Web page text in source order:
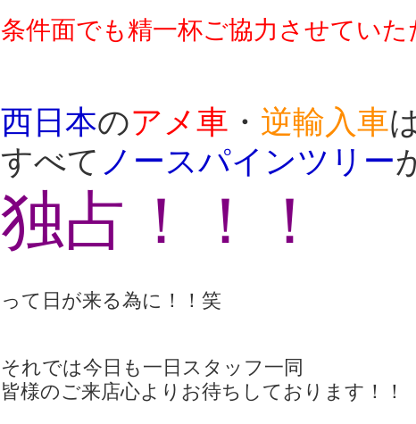
条件面でも精一杯ご協力させてい
西日本のアメ車 ・ 逆輸入車
すべて ノースパインツリー
独占！！！
って日が来る為に！！笑
それでは今日も一日スタッフ一同
皆様のご来店心よりお待ちしております！！